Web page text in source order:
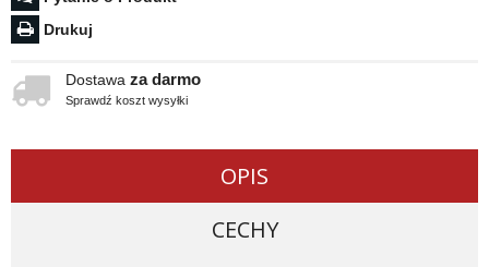
Drukuj
Dostawa za darmo
Sprawdź koszt wysyłki
OPIS
CECHY